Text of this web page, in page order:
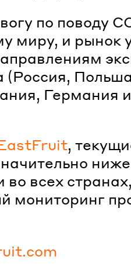
по поводу
миру, и рынок
(Россия,
Германия
,
во всех
мониторинг